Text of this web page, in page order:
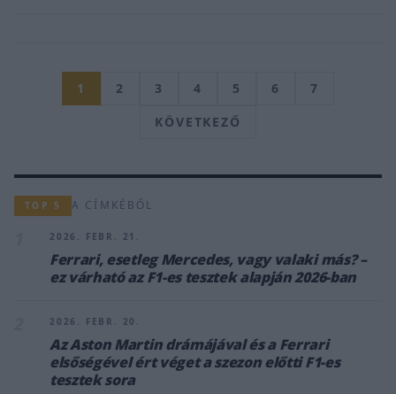
1 2 3 4 5 6
7
KÖVETKEZŐ
TOP 5 A CÍMKÉBŐL
2026. FEBR. 21.
Ferrari, esetleg Mercedes, vagy valaki más? –
ez várható az F1-es tesztek alapján 2026-ban
2026. FEBR. 20.
Az Aston Martin drámájával és a Ferrari
elsőségével ért véget a szezon előtti F1-es
tesztek sora